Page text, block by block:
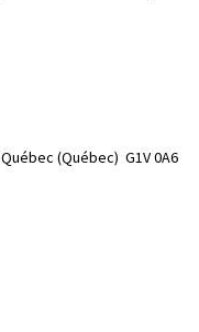
Québec (Québec)  G1V 0A6